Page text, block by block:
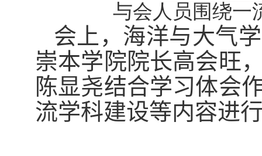
与会人员围绕一
会上，海洋与大气
崇本学院院长高会旺
陈显尧结合学习体会
流学科建设等内容进